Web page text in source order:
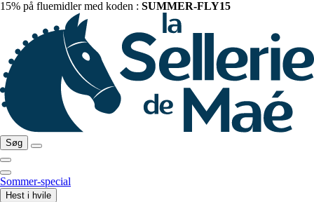
15% på fluemidler med koden : SUMMER-FLY15
Søg
Sommer-special
Hest i hvile